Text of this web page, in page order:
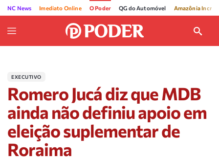
NC News Imediato Online O Poder QG do Automóvel Amazônia
EXECUTIVO
Romero Jucá diz que MDB
ainda não definiu apoio em
eleição suplementar de
Roraima